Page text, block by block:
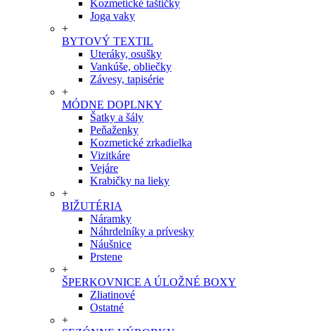
Kozmetické taštičky
Joga vaky
+
BYTOVÝ TEXTIL
Uteráky, osušky
Vankúše, obliečky
Závesy, tapisérie
+
MÓDNE DOPLNKY
Šatky a šály
Peňaženky
Kozmetické zrkadielka
Vizitkáre
Vejáre
Krabičky na lieky
+
BIŽUTÉRIA
Náramky
Náhrdelníky a prívesky
Náušnice
Prstene
+
ŠPERKOVNICE A ÚLOŽNÉ BOXY
Zliatinové
Ostatné
+